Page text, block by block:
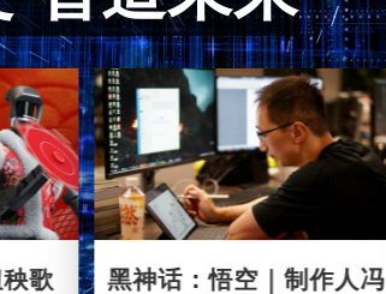
歌
黑神话：悟空｜制作人冯